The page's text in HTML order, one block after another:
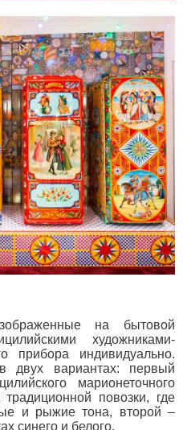
на бытовой
художниками-
прибора индивидуально.
двух вариантах: первый
марионеточного
повозки, где
и рыжие тона, второй –
синего и белого.